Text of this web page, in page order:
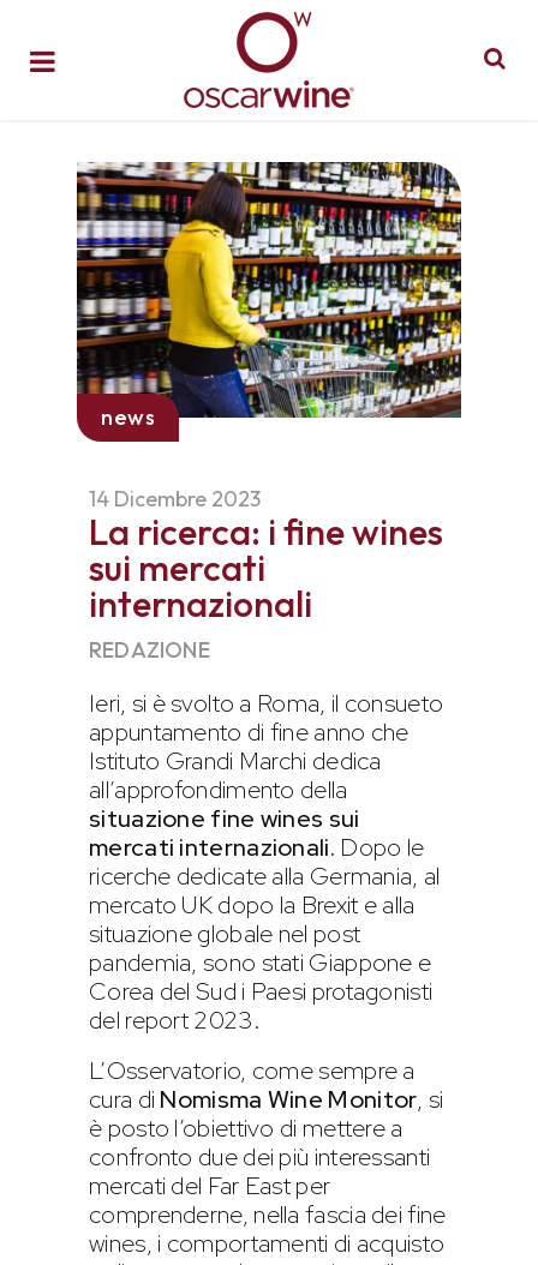
news
14 Dicembre 2023
La ricerca: i fine wines
sui mercati
internazionali
REDAZIONE
Ieri, si è svolto a Roma, il consueto
appuntamento di fine anno che
Istituto Grandi Marchi dedica
all’approfondimento della
situazione fine wines sui
mercati internazionali. Dopo le
ricerche dedicate alla Germania, al
mercato UK dopo la Brexit e alla
situazione globale nel post
pandemia, sono stati Giappone e
Corea del Sud i Paesi protagonisti
del report 2023.
L’Osservatorio, come sempre a
cura di Nomisma Wine Monitor, si
è posto l’obiettivo di mettere a
confronto due dei più interessanti
mercati del Far East per
comprenderne, nella fascia dei fine
wines, i comportamenti di acquisto